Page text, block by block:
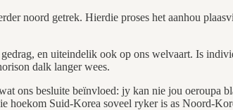
noord getrek. Hierdie proses het aanhou
en uiteindelik ook op ons welvaart. Is
dalk langer wees.
ons besluite beïnvloed: jy kan nie jou oeroupa
hoekom Suid-Korea soveel ryker is as Noord-